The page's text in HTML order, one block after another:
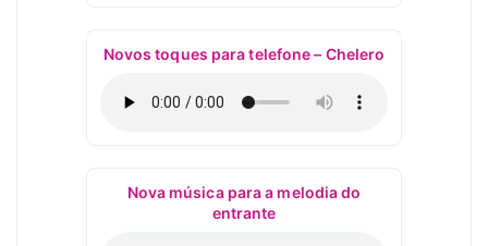
Novos toques para telefone – Chelero
Nova música para a melodia do
entrante